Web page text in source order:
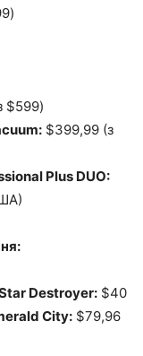
$599)
$399,99 (з
Plus DUO:
Destroyer: $40
City: $79,96